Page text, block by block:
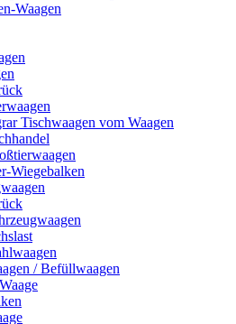
Waagen
Tischwaagen vom Waagen
Wiegebalken
/ Befüllwaagen